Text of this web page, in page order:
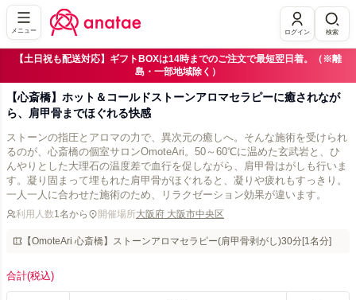
メニュー ログイン 検索
【土日祝も配送対応】ギフトBOXは14時までのご注文で最短翌日着。（※離
島・一部地域除く）
【心斎橋】ホット＆コールドストーンアロマセラピーに癒されなが
ら、肩甲骨までほぐれる快感
ストーンの指圧とアロマの力で、異次元の癒しへ。そんな施術を受けられ
るのが、心斎橋の個室サロンOmoteAri。50～60℃に温めた玄武岩と、ひ
んやりとした大理石の温度差で血行を促しながら、肩甲骨はがしも行いま
す。凝り固まって埋もれた肩甲骨がほぐれると、凝りや疲れもすっきり。
一人一人に合わせた施術のため、リラクゼーション効果が違います。
利用人数1名から 開催場所大阪府 大阪市中央区
【OmoteAri 心斎橋】ストーンアロマセラピー(肩甲骨剥がし)30分[1名分]
合計(税込)